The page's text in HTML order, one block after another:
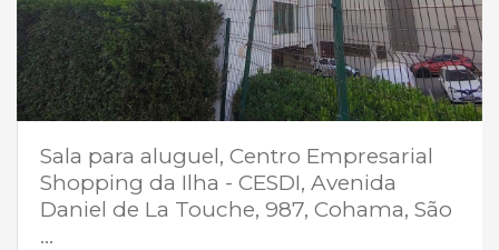
Sala para aluguel, Centro Empresarial
Shopping da Ilha - CESDI, Avenida
Daniel de La Touche, 987, Cohama, São
...